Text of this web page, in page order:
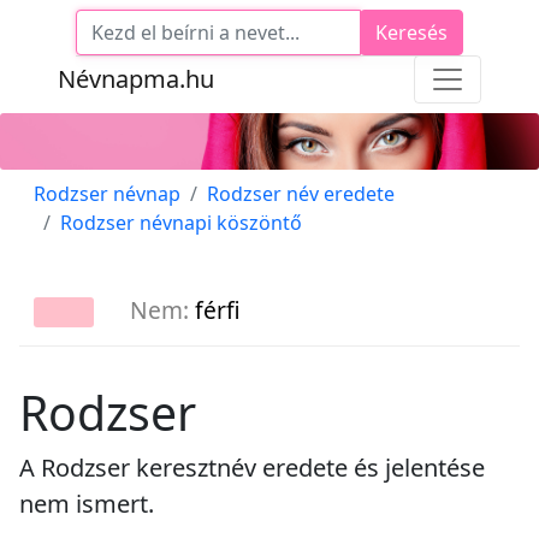
Névnapma.hu
Keresés
Rodzser névnap
Rodzser név eredete
Rodzser névnapi köszöntő
Nem: férfi
Rodzser
A Rodzser keresztnév eredete és jelentése
nem ismert.